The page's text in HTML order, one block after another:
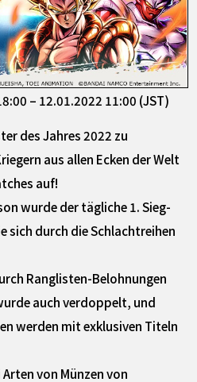
– 12.01.2022 11:00 (JST)
des Jahres 2022 zu
aus allen Ecken der Welt
auf!
wurde der tägliche 1. Sieg-
sich durch die Schlachtreihen
Ranglisten-Belohnungen
auch verdoppelt, und
werden mit exklusiven Titeln
von Münzen von